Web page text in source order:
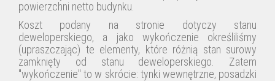
powierzchni netto budynku.
Koszt podany na stronie dotyczy stanu
deweloperskiego, a jako wykończenie określiliśmy
(upraszczając) te elementy, które różnią stan surowy
zamknięty od stanu deweloperskiego. Zatem
"wykończenie"to w skrócie: tynki wewnętrzne, posadzki